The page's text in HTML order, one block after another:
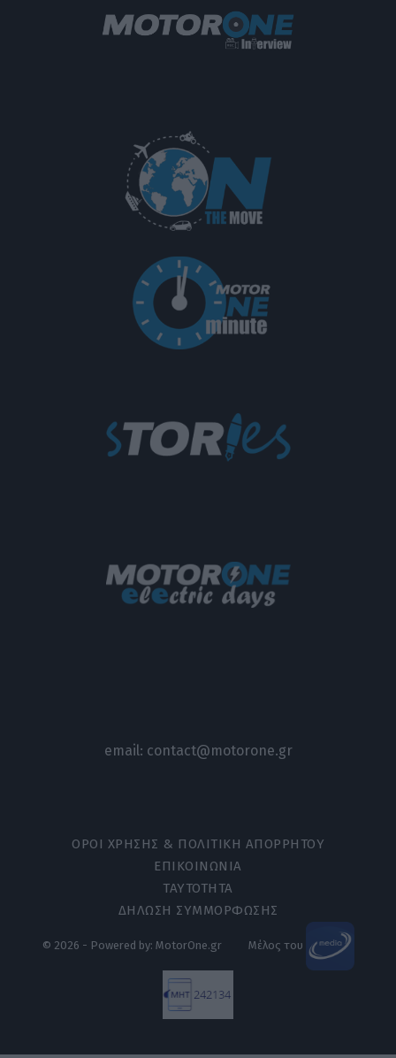
email: contact@motorone.gr
ΟΡΟΙ ΧΡΗΣΗΣ & ΠΟΛΙΤΙΚΗ ΑΠΟΡΡΗΤΟΥ
ΕΠΙΚΟΙΝΩΝΙΑ
ΤΑΥΤΟΤΗΤΑ
ΔΗΛΩΣΗ ΣΥΜΜΟΡΦΩΣΗΣ
© 2026 - Powered by: MotorOne.gr Μέλος του